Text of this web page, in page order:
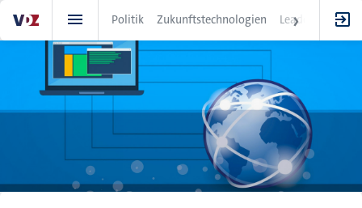
zum
Inhalt
Politik Zukunftstechnologien Leadership